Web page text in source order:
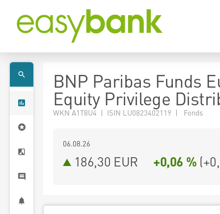
BNP Paribas Funds
Equity Privilege
WKN A1T8U4 | ISIN LU0823402119 | Fonds
06.08.26
186,30 EUR +0,06 % (